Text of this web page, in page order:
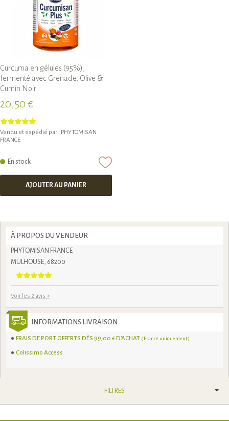
Curcuma en gélules (95%),
fermenté avec Grenade, Olive &
Cumin Noir
20,50 €
Vendu et expédié par : PHYTOMISAN
FRANCE
En stock
AJOUTER AU PANIER
À PROPOS DU VENDEUR
PHYTOMISAN FRANCE
MULHOUSE, 68200
Voir les 2 avis >
INFORMATIONS LIVRAISON
FRAIS DE PORT OFFERTS DÈS 99,00 € D'ACHAT ( France uniquement )
Colissimo Access
FILTRES